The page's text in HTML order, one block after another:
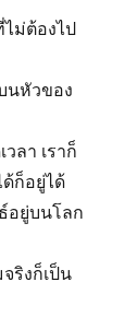
ม่ต้องไป
นหัวของ
ลา เราก็
ก็อยู่ได้
อยู่บนโลก
ริงก็เป็น